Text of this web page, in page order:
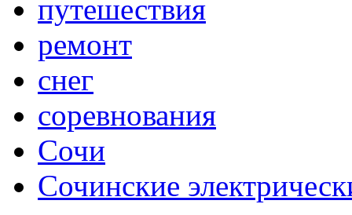
путешествия
ремонт
снег
соревнования
Сочи
Сочинские